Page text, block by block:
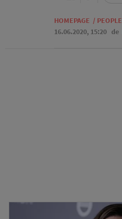
HOMEPAGE / PEOPLE
16.06.2020, 15:20 de